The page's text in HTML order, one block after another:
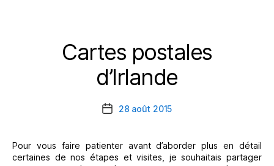
Catégories
Cartes postales
d’Irlande
Date28 août 2015
Pour vous faire patienter avant d’aborder plus en détail
certaines de nos étapes et visites, je souhaitais partager